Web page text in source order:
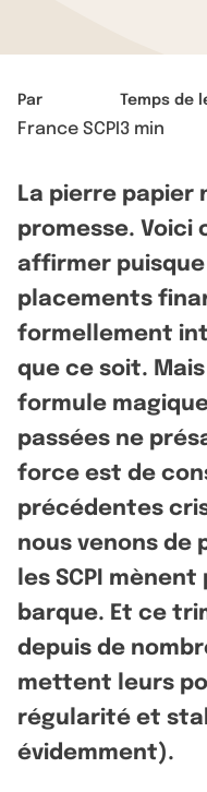
Par
France SCPI
Temps de
3 min
La pierre papier
promesse. Voici
affirmer puisque
placements
formellement
que ce soit.
formule
passées ne
force est de
précédentes
nous venons de
les SCPI
barque. Et ce
depuis de
mettent leurs
régularité et
évidemment).